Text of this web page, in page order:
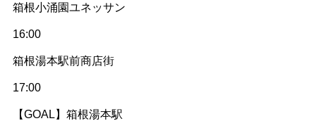
箱根小涌園ユネッサン
16:00
箱根湯本駅前商店街
17:00
【GOAL】箱根湯本駅